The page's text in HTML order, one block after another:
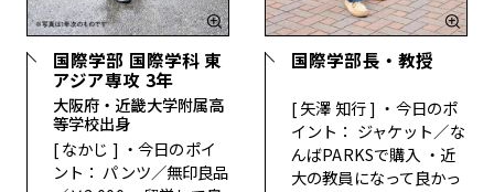
国際学部 国際学科 東
アジア専攻 3年
大阪府・近畿大学附属高
等学校出身
[なかじ ] ・今日のポイ
ント： パンツ／無印良品
国際学部長・教授
[矢澤 知行] ・今日のポ
イント： ジャケット／な
んばPARKSで購入 ・近
大の教員になって良かっ